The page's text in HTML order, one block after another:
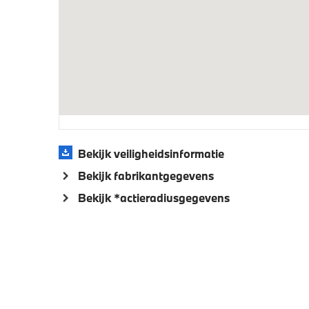
Bekijk veiligheidsinformatie
Bekijk fabrikantgegevens
Bekijk *actieradiusgegevens